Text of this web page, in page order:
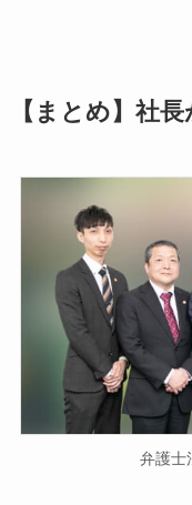
【まとめ】社
弁護士